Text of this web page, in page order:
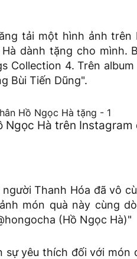
tải một hình ảnh trên
dành tặng cho mình.
Collection 4. Trên
Bùi Tiến Dũng".
Ngọc Hà trên Instagram
Thanh Hóa đã vô
món quà này cùng
(Hồ Ngọc Hà)"
sự yêu thích đối với món